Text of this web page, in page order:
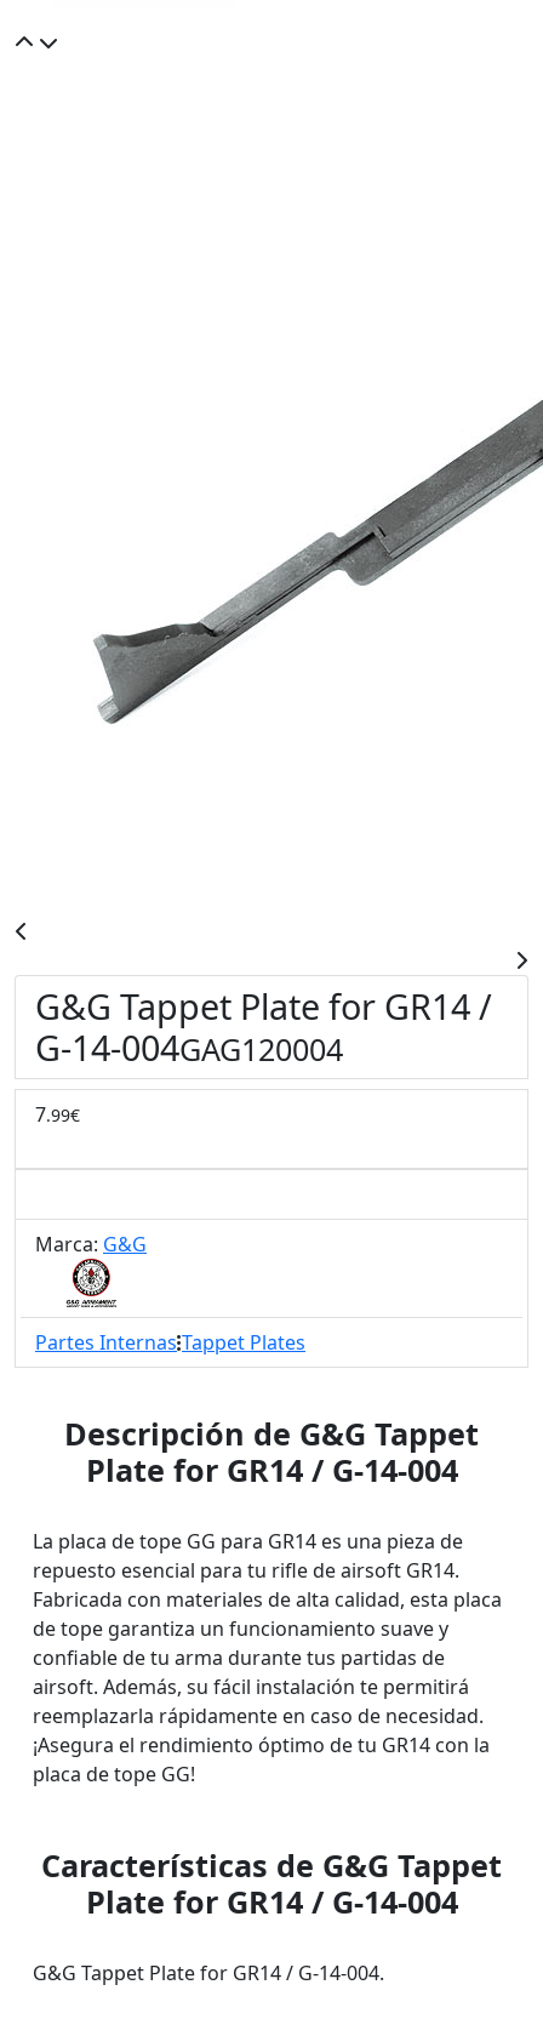
G&G Tappet Plate for GR14 /
G-14-004GAG120004
7.99€
Marca: G&G
Partes Internas Tappet Plates
Descripción de G&G Tappet
Plate for GR14 / G-14-004
La placa de tope GG para GR14 es una pieza de
repuesto esencial para tu rifle de airsoft GR14.
Fabricada con materiales de alta calidad, esta placa
de tope garantiza un funcionamiento suave y
confiable de tu arma durante tus partidas de
airsoft. Además, su fácil instalación te permitirá
reemplazarla rápidamente en caso de necesidad.
¡Asegura el rendimiento óptimo de tu GR14 con la
placa de tope GG!
Características de G&G Tappet
Plate for GR14 / G-14-004
G&G Tappet Plate for GR14 / G-14-004.